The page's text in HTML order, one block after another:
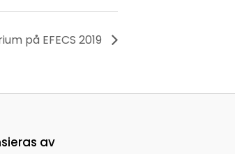
på EFECS 2019
av